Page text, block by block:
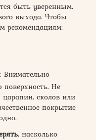
быть уверенным,
выхода. Чтобы
рекомендациям:
: Внимательно
поверхность. Не
сколов или
покрытие
, насколько